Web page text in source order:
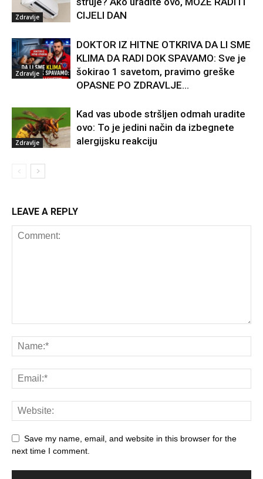
Zdravlje
CIJELI DAN
Zdravlje
DOKTOR IZ HITNE OTKRIVA DA LI SME
KLIMA DA RADI DOK SPAVAMO: Sve je
šokirao 1 savetom, pravimo greške
OPASNE PO ZDRAVLJE…
Zdravlje
Kad vas ubode stršljen odmah uradite
ovo: To je jedini način da izbegnete
alergijsku reakciju
LEAVE A REPLY
Save my name, email, and website in this browser for the
next time I comment.